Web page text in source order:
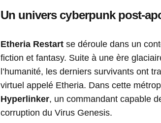
Un univers cyberpunk post-
Etheria Restart se déroule dans un
fiction et fantasy. Suite à une ère
l’humanité, les derniers survivants ont
virtuel appelé Etheria. Dans cette
Hyperlinker, un commandant capable
corruption du Virus Genesis.